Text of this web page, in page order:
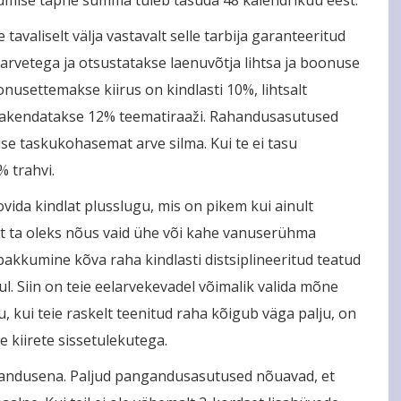
välja vastavalt selle tarbija garanteeritud
ja otsustatakse laenuvõtja lihtsa ja boonuse
kiirus on kindlasti 10%, lihtsalt
12% teematiraaži. Rahandusasutused
taskukohasemat arve silma. Kui te ei tasu
trahvi.
kindlat plusslugu, mis on pikem kui ainult
ta oleks nõus vaid ühe või kahe vanuserühma
kõva raha kindlasti distsiplineeritud teatud
Siin on teie eelarvekevadel võimalik valida mõne
kui teie raskelt teenitud raha kõigub väga palju, on
kiirete sissetulekutega.
Paljud pangandusasutused nõuavad, et